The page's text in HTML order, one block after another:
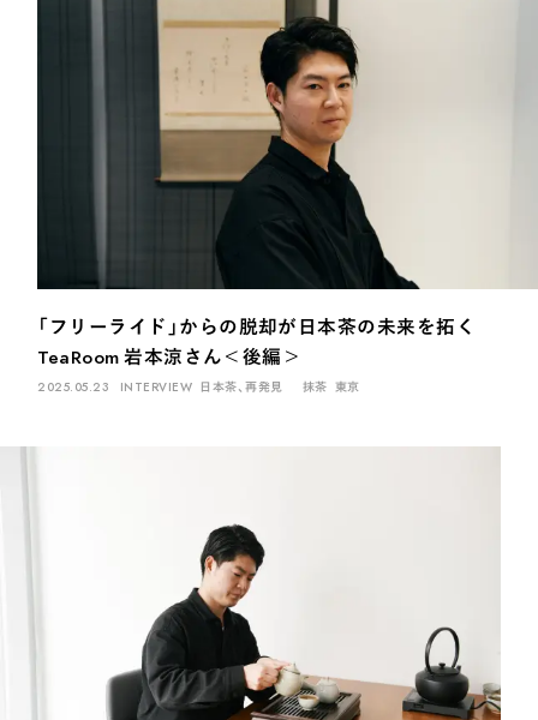
「フリーライド」からの脱却が日本茶の未来を拓く
TeaRoom 岩本涼さん＜後編＞
2025.05.23 INTERVIEW 日本茶、再発見 抹茶 東京